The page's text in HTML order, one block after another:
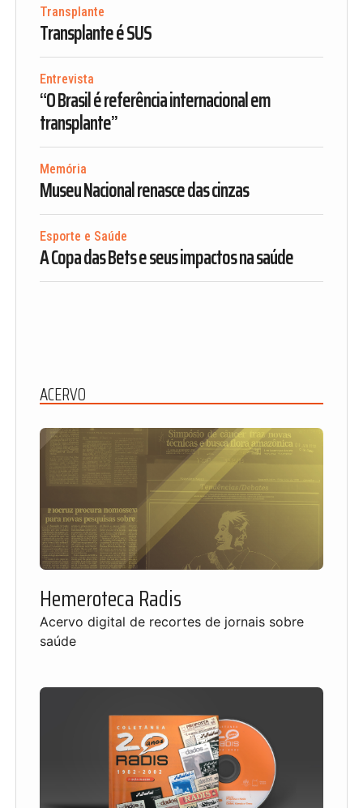
Transplante
Transplante é SUS
Entrevista
“O Brasil é referência internacional em
transplante”
Memória
Museu Nacional renasce das cinzas
Esporte e Saúde
A Copa das Bets e seus impactos na saúde
ACERVO
Hemeroteca Radis
Acervo digital de recortes de jornais sobre
saúde